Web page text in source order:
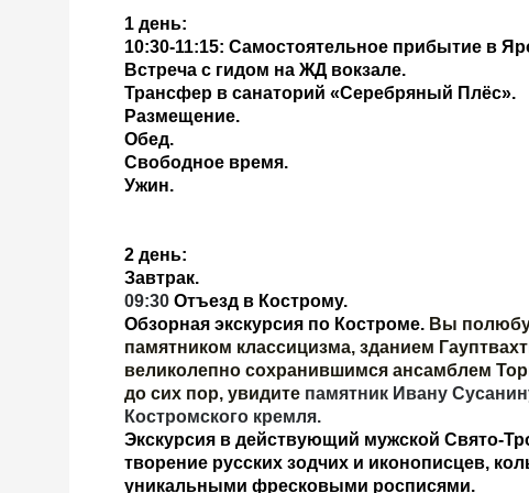
1 день:
10:30-11:15: Самостоятельное прибытие в
Встреча с гидом на ЖД вокзале.
Трансфер в санаторий «Серебряный Плёс».
Размещение.
Обед.
Свободное время.
Ужин.
2 день:
Завтрак.
09:30 Отъезд в Кострому.
Обзорная экскурсия по Костроме. Вы
памятником классицизма, зданием
великолепно сохранившимся ансамблем
до сих пор, увидите памятник Ивану
Костромского кремля.
Экскурсия в действующий мужской Свято-
творение русских зодчих и иконописцев,
уникальными фресковыми росписями.